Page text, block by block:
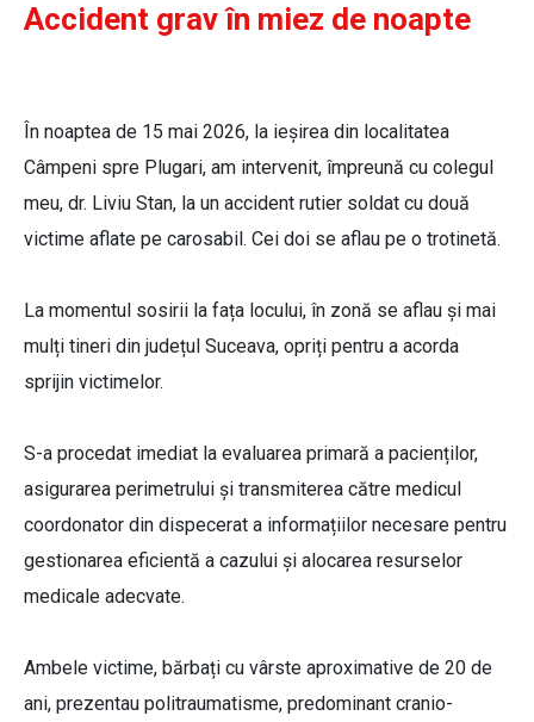
Accident grav în miez de noapte
În noaptea de 15 mai 2026, la ieșirea din localitatea
Câmpeni spre Plugari, am intervenit, împreună cu colegul
meu, dr. Liviu Stan, la un accident rutier soldat cu două
victime aflate pe carosabil. Cei doi se aflau pe o trotinetă.
La momentul sosirii la fața locului, în zonă se aflau și mai
mulți tineri din județul Suceava, opriți pentru a acorda
sprijin victimelor.
S-a procedat imediat la evaluarea primară a pacienților,
asigurarea perimetrului și transmiterea către medicul
coordonator din dispecerat a informațiilor necesare pentru
gestionarea eficientă a cazului și alocarea resurselor
medicale adecvate.
Ambele victime, bărbați cu vârste aproximative de 20 de
ani, prezentau politraumatisme, predominant cranio-